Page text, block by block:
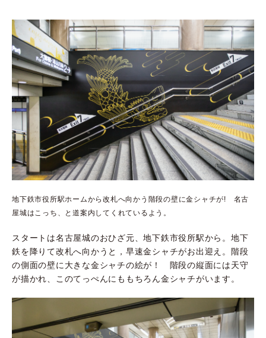
地下鉄市役所駅ホームから改札へ向かう階段の壁に金シャチが! 名古
屋城はこっち、と道案内してくれているよう。
スタートは名古屋城のおひざ元、地下鉄市役所駅から。地下
鉄を降りて改札へ向かうと，早速金シャチがお出迎え。階段
の側面の壁に大きな金シャチの絵が！ 階段の縦面には天守
が描かれ、このてっぺんにももちろん金シャチがいます。